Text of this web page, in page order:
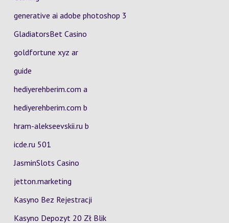
generative ai adobe photoshop 3
GladiatorsBet Casino
goldfortune xyz ar
guide
hediyerehberim.com a
hediyerehberim.com b
hram-alekseevskii.ru b
icde.ru 501
JasminSlots Casino
jetton.marketing
Kasyno Bez Rejestracji
Kasyno Depozyt 20 Zł Blik